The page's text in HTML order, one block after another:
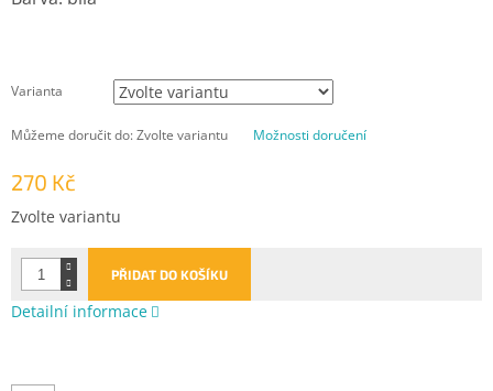
270 Kč
Měrná
Zvolte variantu
Varianta
Můžeme doručit do:Zvolte variantu Možnosti doručení
PŘIDAT DO KOŠÍKU
Detailní informace